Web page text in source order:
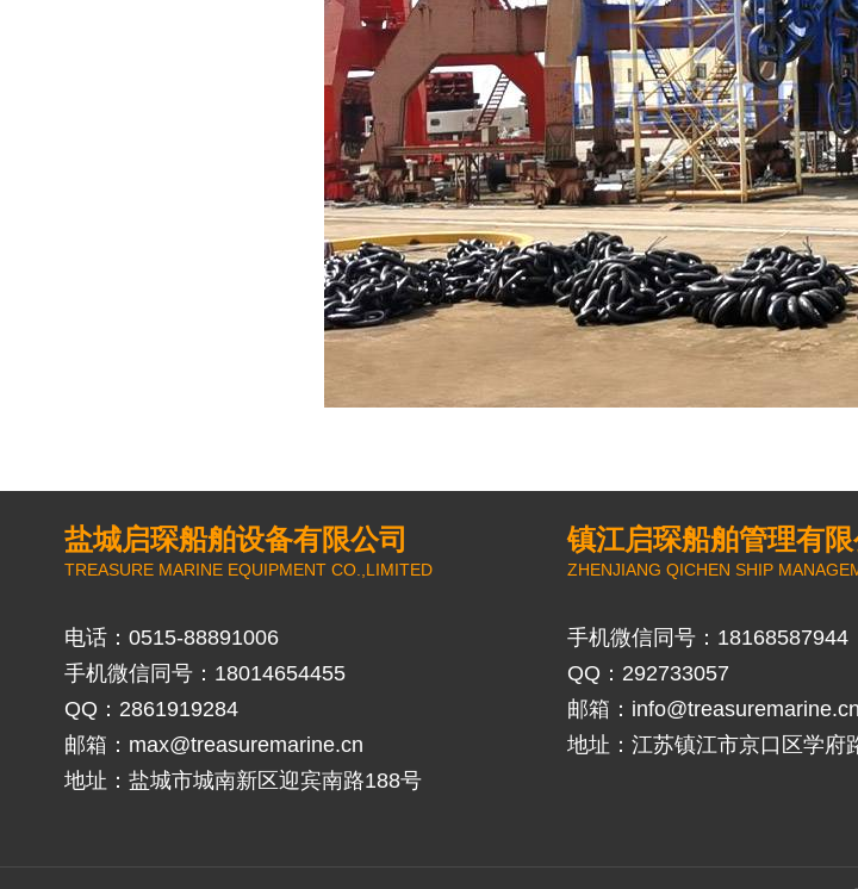
盐城启琛船舶设备有限公司
TREASURE MARINE EQUIPMENT CO.,LIMITED
电话：0515-88891006
手机微信同号：18014654455
QQ：2861919284
邮箱： max@treasuremarine.cn
地址：盐城市城南新区迎宾南路188号
镇江启琛船舶管理有限
ZHENJIANG QICHEN SHIP
手机微信同号：18168587944
QQ：292733057
邮箱： info@treasuremarine.cn
地址：江苏镇江市京口区学府